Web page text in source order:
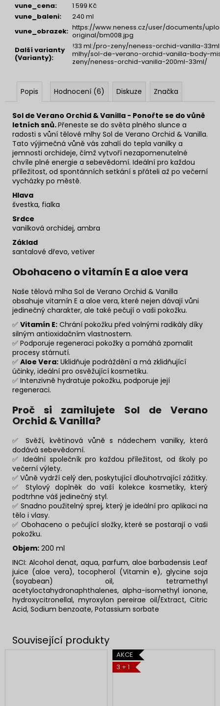
vune_cena:
1 599 Kč
vune_baleni:
240 ml
vune_obrazek: https://www.neness.cz/user/documents/
original/bm008.jpg
Další varianty
(Varianty):
!33 ml:/pro-zeny/neness-orchid-vanilla-
mlhy/sol-de-verano-orchid-vanilla-body-
zeny/neness-orchid-vanilla-200ml-33ml/
Popis Hodnocení (6) Diskuze Značka
Sol de Verano Orchid & Vanilla - Ponořte se do vůně
letních snů.Přeneste se do světa plného slunce a
radosti s vůní tělové mlhy Sol de Verano Orchid & Vanilla.
Tato výjimečná vůně vás zahalí do tepla vanilky a
jemnosti orchideje, čímž vytvoří nezapomenutelné
chvíle plné energie a sebevědomí. Ideální pro každou
příležitost, od spontánních setkání s přáteli až po večerní
vycházky po městě.
Hlava
švestka, fialka
Srdce
vanilková orchidej, ambra
Základ
santalové dřevo, vetiver
Obohaceno o vitamín E a aloe vera
Naše tělová mlha Sol de Verano Orchid & Vanilla
obsahuje vitamín E a aloe vera, které nejen dávají vůni
jedinečný charakter, ale také pečují o vaši pokožku.
✅ Vitamín E: Chrání pokožku před volnými radikály díky
silným antioxidačním vlastnostem.
✅ Podporuje regeneraci pokožky a pomáhá zpomalit
procesy stárnutí.
✅ Aloe Vera: Uklidňuje podráždění a má zklidňující
účinky, ideální pro osvěžující kosmetiku.
✅ Intenzivně hydratuje pokožku, podporuje její
regeneraci.
Proč si zamilujete Sol de Verano
Orchid & Vanilla?
✅ Svěží, květinová vůně s nádechem vanilky, která
dodává sebevědomí.
✅ Ideální společník pro každou příležitost, od školy po
večerní výlety.
✅ Vůně vydrží celý den, poskytující dlouhotrvající zážitky.
✅ Stylový doplněk do vaší kolekce kosmetiky, který
podtrhne váš jedinečný styl.
✅ Snadno použitelný sprej, který je ideální pro aplikaci na
tělo i vlasy.
✅ Obohaceno o pečující složky, které se postarají o vaši
pokožku.
Objem: 200 ml
INCI: Alcohol denat, aqua, parfum, aloe barbadensis Leaf
juice (aloe vera), tocopherol (Vitamin e), glycine soja
(soyabean) oil, tetramethyl
acetyloctahydronaphthalenes, alpha-isomethyl ionone,
hydroxycitronellal, myroxylon pereirae oil/Extract, Citric
Acid, Sodium benzoate, Potassium sorbate
AKCE
3 + 1